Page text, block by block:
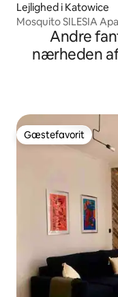
Lejlighed i Katowice
Mosquito SILESIA
Andre
nærheden
Gæstefavorit
Gæstefavorit